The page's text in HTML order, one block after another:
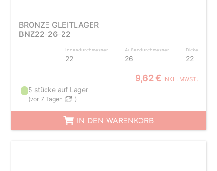
BRONZE GLEITLAGER
BNZ22-26-22
Innendurchmesser
22
Außendurchmesser
26
Dicke
22
9,62 € INKL. MWST.
5 stücke auf Lager
(vor 7 Tagen )
IN DEN WARENKORB